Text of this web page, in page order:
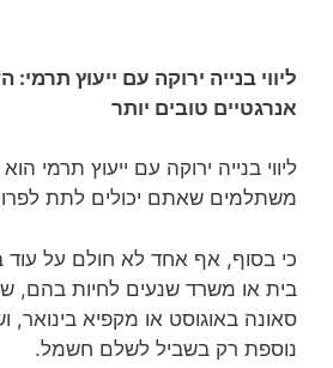
ליווי בנייה ירוקה עם ייעוץ תרמי:
אנרגטיים טובים יותר
ליווי בנייה ירוקה עם ייעוץ תרמי
משתלמים שאתם יכולים לתת
כי בסוף, אף אחד לא חולם על עוד
בית או משרד שנעים לחיות בהם,
סאונה באוגוסט או מקפיא
נוספת רק בשביל לשלם חשמל.